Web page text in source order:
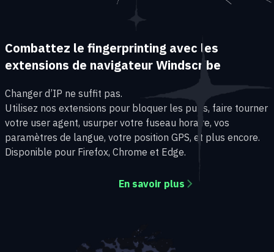
Combattez le fingerprinting avec les
extensions de navigateur Windscribe
Changer d’IP ne suffit pas.
Utilisez nos extensions pour bloquer les pubs, faire tourner
votre user agent, usurper votre fuseau horaire, vos
paramètres de langue, votre position GPS, et plus encore.
Disponible pour Firefox, Chrome et Edge.
En savoir plus